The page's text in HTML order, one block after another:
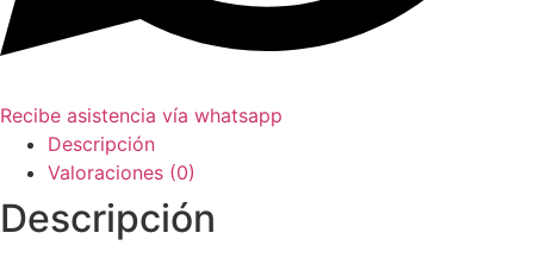
Recibe asistencia vía whatsapp
Descripción
Valoraciones (0)
Descripción